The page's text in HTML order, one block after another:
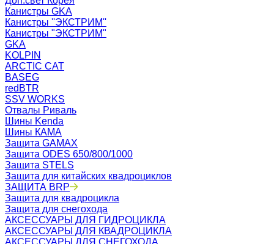
Канистры GKA
Канистры ''ЭКСТРИМ''
Канистры "ЭКСТРИМ"
GKA
KOLPIN
ARCTIC CAT
BASEG
redBTR
SSV WORKS
Отвалы Риваль
Шины Kenda
Шины КАМА
Защита GAMAX
Защита ODES 650/800/1000
Защита STELS
Защита для китайских квадроциклов
ЗАЩИТА BRP
Защита для квадроцикла
Защита для снегохода
АКСЕССУАРЫ ДЛЯ ГИДРОЦИКЛА
АКСЕССУАРЫ ДЛЯ КВАДРОЦИКЛА
АКСЕССУАРЫ ДЛЯ СНЕГОХОДА